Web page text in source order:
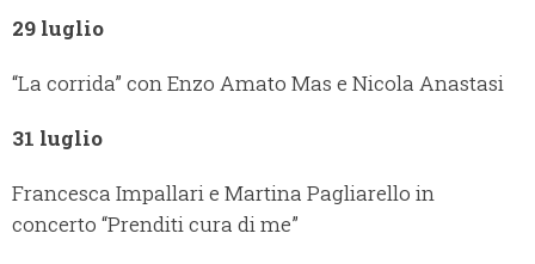
29 luglio
“La corrida” con Enzo Amato Mas e Nicola Anastasi
31 luglio
Francesca Impallari e Martina Pagliarello in
concerto “Prenditi cura di me”